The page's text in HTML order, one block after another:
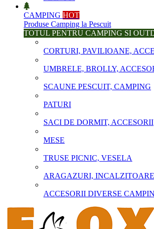
CAMPING HOT
Produse Camping la Pescuit
TOTUL PENTRU CAMPING SI
CORTURI, PAVILIOANE,
UMBRELE, BROLLY,
SCAUNE PESCUIT, CAMPING
PATURI
SACI DE DORMIT, ACCESORII
MESE
TRUSE PICNIC, VESELA
ARAGAZURI,
ACCESORII DIVERSE